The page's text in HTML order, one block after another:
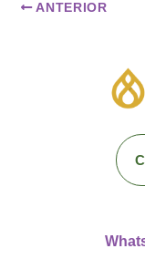
ANTERIOR